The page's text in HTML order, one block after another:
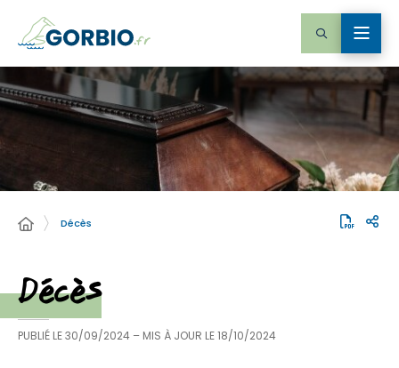
Décès
Décès
PUBLIÉ LE30/09/2024 – MIS À JOUR LE18/10/2024